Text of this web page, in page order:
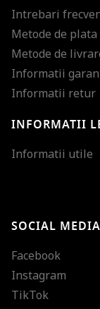
Intrebari
Metode de plata
Metode de
Informatii
Informatii retur
INFORMATII
Informatii utile
SOCIAL MEDIA
Facebook
Instagram
TikTok